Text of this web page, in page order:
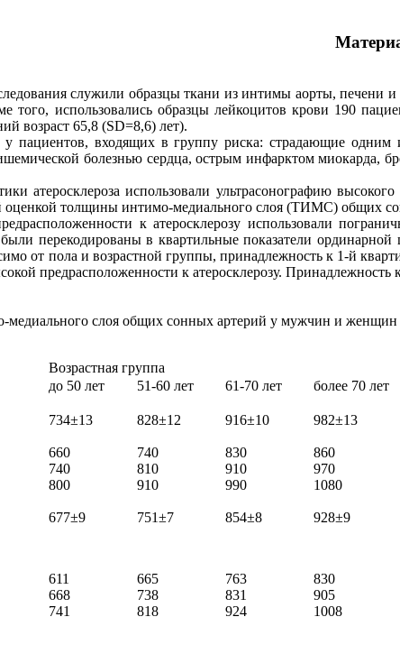
служили образцы ткани из интимы аорты, печени
того, использовались образцы лейкоцитов крови 190
возраст 65,8 (SD=8,6) лет).
пациентов, входящих в группу риска: страдающие одним
болезнью сердца, острым инфарктом миокарда,
атеросклероза использовали ультрасонографию
толщины интимо-медиального слоя (ТИМС) общих
к атеросклерозу использовали
перекодированы в квартильные показатели
от пола и возрастной группы, принадлежность к 1-й
предрасположенности к атеросклерозу.
слоя общих сонных артерий у мужчин и женщин
Возрастная группа
до 50 лет
51-60 лет 61-70 лет
более 70 лет
734±13 828±12 916±10
982±13
660
740
800
740
810
910
830
910
990
860
970
1080
677±9 751±7 854±8 928±9
611
668
741
665
738
818
763
831
924
830
905
1008